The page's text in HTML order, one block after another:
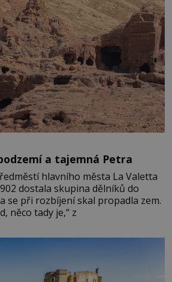
a tajemná Petra
hlavního města La Valetta
dostala skupina dělníků do
se při rozbíjení skal propadla zem.
něco tady je,“ z